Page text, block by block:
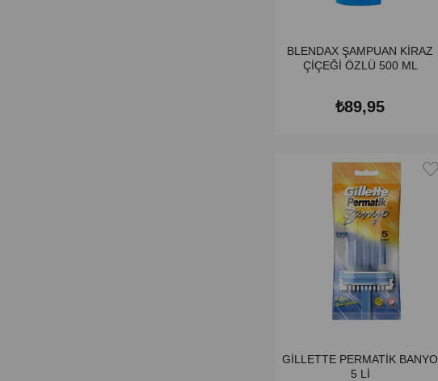
BLENDAX ŞAMPUAN KİRAZ
ÇİÇEĞİ ÖZLÜ 500 ML
₺89,95
GİLLETTE PERMATİK BANYO
5 Lİ